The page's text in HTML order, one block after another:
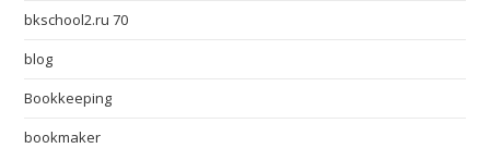
bkschool2.ru 70
blog
Bookkeeping
bookmaker